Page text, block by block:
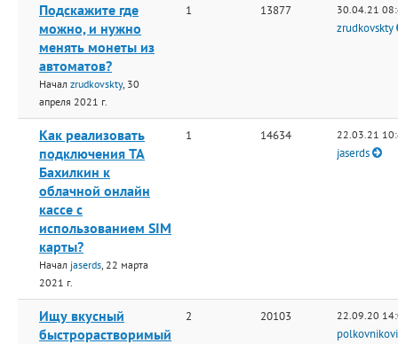
Подскажите где
можно, и нужно
менять монеты из
автоматов?
Начал zrudkovskty, 30
апреля 2021 г.
1 13877 30.04.21
zrudkovskty
Как реализовать
подключения ТА
Бахилкин к
облачной онлайн
кассе с
использованием SIM
карты?
Начал jaserds, 22 марта
2021 г.
1 14634 22.03.21
jaserds
Ищу вкусный
быстрорастворимый
2 20103 22.09.20